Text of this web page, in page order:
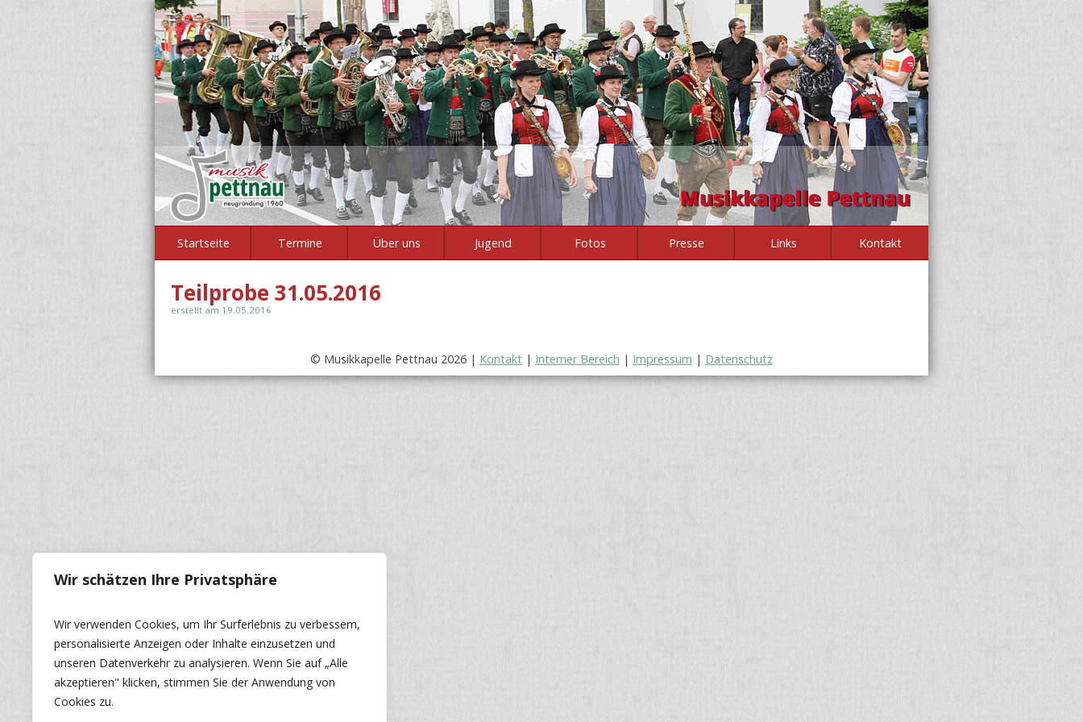
Wir schätzen Ihre Privatsphäre
Wir verwenden Cookies, um Ihr Surferlebnis zu verbessern,
personalisierte Anzeigen oder Inhalte einzusetzen und
unseren Datenverkehr zu analysieren. Wenn Sie auf „Alle
akzeptieren" klicken, stimmen Sie der Anwendung von
Cookies zu.
Startseite Termine Über uns Jugend Fotos Presse Links Kontakt
Teilprobe 31.05.2016
erstellt am 19.05.2016
© Musikkapelle Pettnau 2026 | Kontakt | Interner Bereich | Impressum | Datenschutz